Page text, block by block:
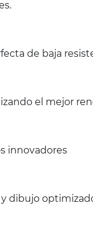
de baja
el mejor
innovadores
dibujo